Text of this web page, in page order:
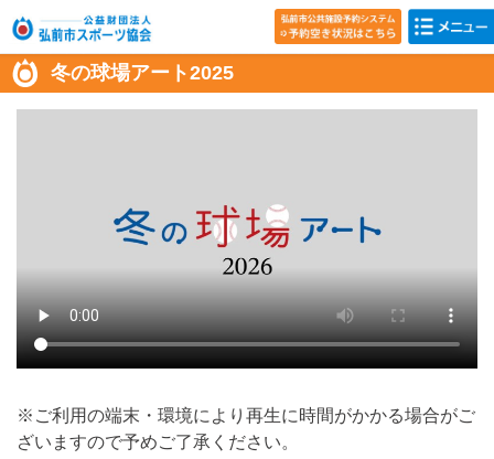
冬の球場アート2025
※ご利用の端末・環境により再生に時間がかかる場合がご
ざいますので予めご了承ください。